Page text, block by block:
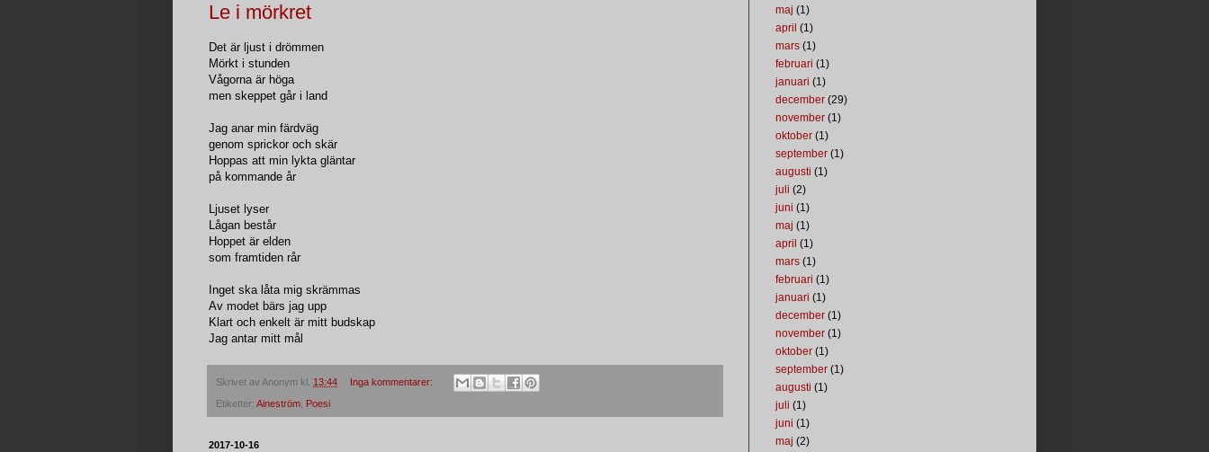
Le i mörkret
Det är ljust i drömmen
Mörkt i stunden
Vågorna är höga
men skeppet går i land
Jag anar min färdväg
genom sprickor och skär
Hoppas att min lykta gläntar
på kommande år
Ljuset lyser
Lågan består
Hoppet är elden
som framtiden rår
Inget ska låta mig skrämmas
Av modet bärs jag upp
Klart och enkelt är mitt budskap
Jag antar mitt mål
Skrivet av Anonym kl. 13:44 Inga kommentarer:
Etiketter: Aineström Poesi
2017-10-16
maj (1)
april (1)
mars (1)
februari (1)
januari (1)
december (29)
november (1)
oktober (1)
september (1)
augusti (1)
juli (2)
juni (1)
maj (1)
april (1)
mars (1)
februari (1)
januari (1)
december (1)
november (1)
oktober (1)
september (1)
augusti (1)
juli (1)
juni (1)
maj (2)